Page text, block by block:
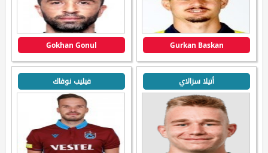
Gurkan Baskan
Gokhan Gonul
أتيلا سزالاي فيليب نوفاك